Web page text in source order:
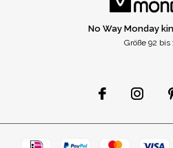
No Way Monday
Größe 92 bis